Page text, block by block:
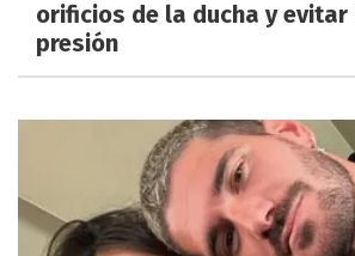
orificios de la ducha y evitar
presión